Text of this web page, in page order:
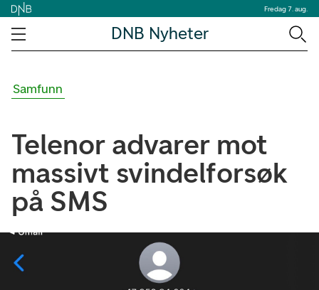
Fredag 7. aug.
DNB Nyheter
Samfunn
Telenor advarer mot
massivt svindelforsøk
på SMS